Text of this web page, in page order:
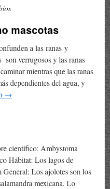
mascotas
a las ranas y
son verrugosos y las ranas
mientras que las ranas
dependientes del agua, y
→
cientifico: Ambystoma
Hábitat: Los lagos de
Los ajolotes son los
mexicana. Lo